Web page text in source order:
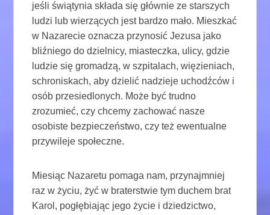
jeśli świątynia składa się głównie ze starszych
ludzi lub wierzących jest bardzo mało. Mieszkać
w Nazarecie oznacza przynosić Jezusa jako
bliźniego do dzielnicy, miasteczka, ulicy, gdzie
ludzie się gromadzą, w szpitalach, więzieniach,
schroniskach, aby dzielić nadzieje uchodźców i
osób przesiedlonych. Może być trudno
zrozumieć, czy chcemy zachować nasze
osobiste bezpieczeństwo, czy też ewentualne
przywileje społeczne.
Miesiąc Nazaretu pomaga nam, przynajmniej
raz w życiu, żyć w braterstwie tym duchem brat
Karol, pogłębiając jego życie i dziedzictwo,